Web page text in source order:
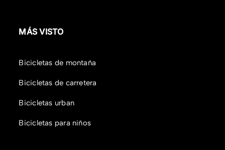
MÁS VISTO
Bicicletas de montaña
Bicicletas de carretera
Bicicletas urban
Bicicletas para niños